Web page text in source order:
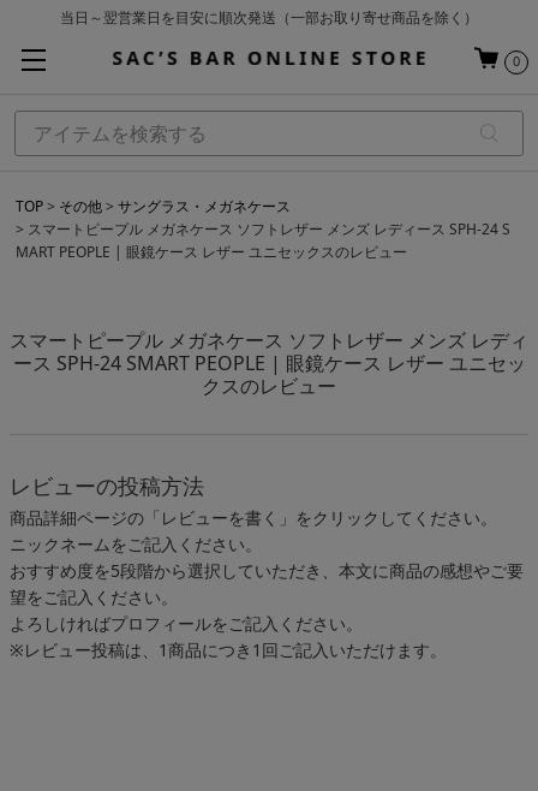
当日～翌営業日を目安に順次発送（一部お取り寄せ商品を除く）
基本配送料 ¥550(沖縄・離島を除く)
0
TOP その他
サングラス・メガネケース
スマートピープル メガネケース ソフトレザー メンズ レディース SPH-24 S
MART PEOPLE | 眼鏡ケース レザー ユニセックスのレビュー
スマートピープル メガネケース ソフトレザー メンズ レディ
ース SPH-24 SMART PEOPLE | 眼鏡ケース レザー ユニセッ
クスのレビュー
レビューの投稿方法
商品詳細ページの「レビューを書く」をクリックしてください。
ニックネームをご記入ください。
おすすめ度を5段階から選択していただき、本文に商品の感想やご要
望をご記入ください。
よろしければプロフィールをご記入ください。
※レビュー投稿は、1商品につき1回ご記入いただけます。